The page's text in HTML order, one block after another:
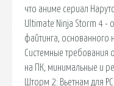
что аниме сериал
Ultimate Ninja Storm 4 -
файтинга, основанного
Системные требования
на ПК, минимальные и
Шторм 2: Вьетнам для